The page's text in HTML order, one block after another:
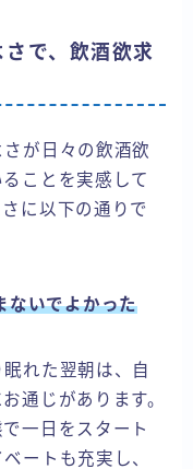
で、飲酒欲求
が日々の飲酒欲
ことを実感して
に以下の通りで
いでよかった
れた翌朝は、自
通じがあります。
一日をスタート
ートも充実し、